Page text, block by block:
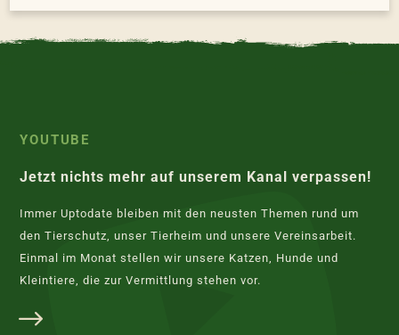
YOUTUBE
Jetzt nichts mehr auf unserem Kanal verpassen!
Immer Uptodate bleiben mit den neusten Themen rund um
den Tierschutz, unser Tierheim und unsere Vereinsarbeit.
Einmal im Monat stellen wir unsere Katzen, Hunde und
Kleintiere, die zur Vermittlung stehen vor.